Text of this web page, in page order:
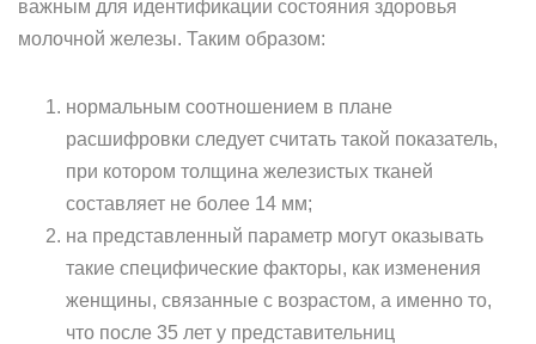
важным для идентификации состояния здоровья
молочной железы. Таким образом:
нормальным соотношением в плане
расшифровки следует считать такой показатель,
при котором толщина железистых тканей
составляет не более 14 мм;
на представленный параметр могут оказывать
такие специфические факторы, как изменения
женщины, связанные с возрастом, а именно то,
что после 35 лет у представительниц